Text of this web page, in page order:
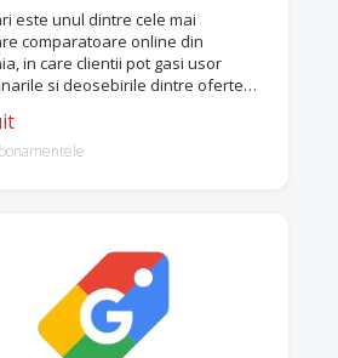
este unul dintre cele mai
comparatoare online din
in care clientii pot gasi usor
si deosebirile dintre ofertele